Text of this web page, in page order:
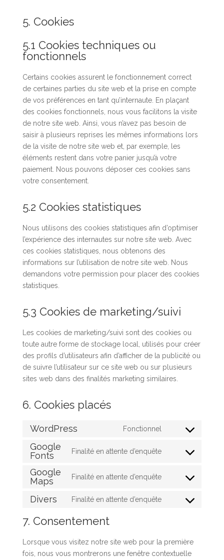
5. Cookies
5.1 Cookies techniques ou
fonctionnels
Certains cookies assurent le fonctionnement correct
de certaines parties du site web et la prise en compte
de vos préférences en tant qu’internaute. En plaçant
des cookies fonctionnels, nous vous facilitons la visite
de notre site web. Ainsi, vous n’avez pas besoin de
saisir à plusieurs reprises les mêmes informations lors
de la visite de notre site web et, par exemple, les
éléments restent dans votre panier jusqu’à votre
paiement. Nous pouvons déposer ces cookies sans
votre consentement.
5.2 Cookies statistiques
Nous utilisons des cookies statistiques afin d’optimiser
l’expérience des internautes sur notre site web. Avec
ces cookies statistiques, nous obtenons des
informations sur l’utilisation de notre site web. Nous
demandons votre permission pour placer des cookies
statistiques.
5.3 Cookies de marketing/suivi
Les cookies de marketing/suivi sont des cookies ou
toute autre forme de stockage local, utilisés pour créer
des profils d’utilisateurs afin d’afficher de la publicité ou
de suivre l’utilisateur sur ce site web ou sur plusieurs
sites web dans des finalités marketing similaires.
6. Cookies placés
WordPress Fonctionnel
Consent
service
Google
Fonts
Finalité en attente d’enquête
Consent
service
Google
Maps
Finalité en attente d’enquête
Consent
service
Divers Finalité en attente d’enquête
Consent
divers
7. Consentement
Lorsque vous visitez notre site web pour la première
fois, nous vous montrerons une fenêtre contextuelle